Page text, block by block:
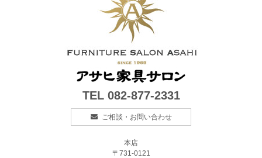
TEL 082-877-2331
ご相談・お問い合わせ
本店
〒731-0121